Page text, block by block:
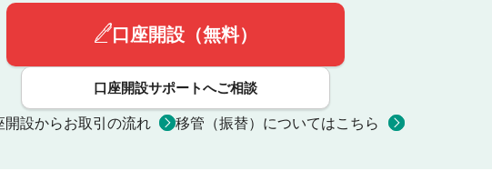
口座開設（無料）
口座開設サポートへご相談
開設からお取引の流れ 移管（振替）についてはこちら